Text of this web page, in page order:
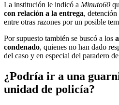
La institución le indicó a Minuto60
con relación a la entrega,
entre otras razones por un posible
Por supuesto también se buscó a los
condenado, quienes no han dado
del caso y en especial del paradero
¿Podría ir a una
unidad de policía?